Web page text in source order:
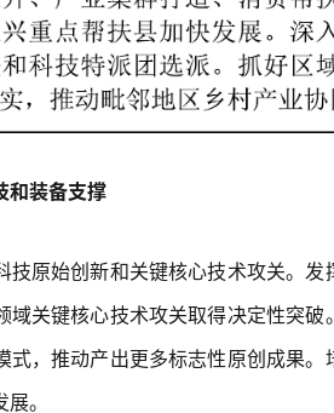
装备支撑
原始创新和关键核心技术攻关。发
域关键核心技术攻关取得决定性突
式，推动产出更多标志性原创成果
。